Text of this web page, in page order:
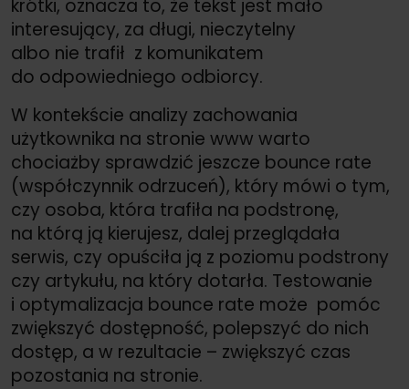
krótki, oznacza to, że tekst jest mało
interesujący, za długi, nieczytelny
albo nie trafił z komunikatem
do odpowiedniego odbiorcy.
W kontekście analizy zachowania
użytkownika na stronie www warto
chociażby sprawdzić jeszcze bounce rate
(współczynnik odrzuceń), który mówi o tym,
czy osoba, która trafiła na podstronę,
na którą ją kierujesz, dalej przeglądała
serwis, czy opuściła ją z poziomu podstrony
czy artykułu, na który dotarła. Testowanie
i optymalizacja bounce rate może pomóc
zwiększyć dostępność, polepszyć do nich
dostęp, a w rezultacie – zwiększyć czas
pozostania na stronie.